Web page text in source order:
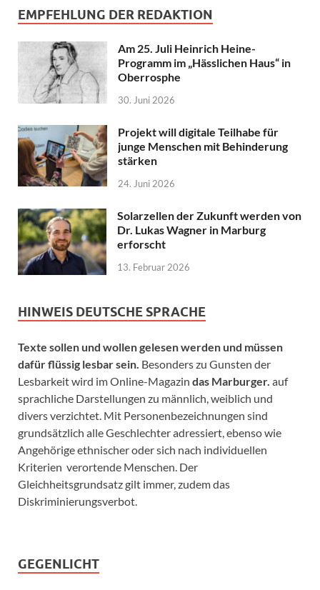
EMPFEHLUNG DER REDAKTION
Am 25. Juli Heinrich Heine-
Programm im „Hässlichen Haus“ in
Oberrosphe
30. Juni 2026
Projekt will digitale Teilhabe für
junge Menschen mit Behinderung
stärken
24. Juni 2026
Solarzellen der Zukunft werden von
Dr. Lukas Wagner in Marburg
erforscht
13. Februar 2026
HINWEIS DEUTSCHE SPRACHE
Texte sollen und wollen gelesen werden und müssen
dafür flüssig lesbar sein. Besonders zu Gunsten der
Lesbarkeit wird im Online-Magazin das Marburger. auf
sprachliche Darstellungen zu männlich, weiblich und
divers verzichtet. Mit Personenbezeichnungen sind
grundsätzlich alle Geschlechter adressiert, ebenso wie
Angehörige ethnischer oder sich nach individuellen
Kriterien verortende Menschen. Der
Gleichheitsgrundsatz gilt immer, zudem das
Diskriminierungsverbot.
GEGENLICHT